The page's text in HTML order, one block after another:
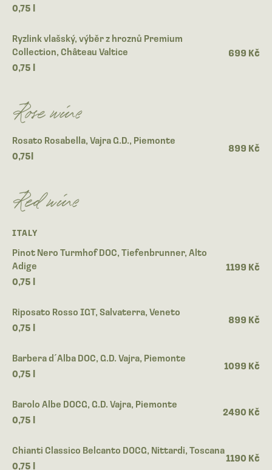
0,75 l
Ryzlink vlašský, výběr z hroznů Premium
Collection, Château Valtice
0,75 l
699 Kč
Rose wine
Rosato Rosabella, Vajra G.D., Piemonte
0,75l
899 Kč
Red wine
ITALY
Pinot Nero Turmhof DOC, Tiefenbrunner, Alto
Adige
0,75 l
1199 Kč
Riposato Rosso IGT, Salvaterra, Veneto
0,75 l
899 Kč
Barbera d´Alba DOC, G.D. Vajra, Piemonte
0,75 l
1099 Kč
Barolo Albe DOCG, G.D. Vajra, Piemonte
0,75 l
2490 Kč
Chianti Classico Belcanto DOCG, Nittardi, Toscana
0,75 l
1190 Kč